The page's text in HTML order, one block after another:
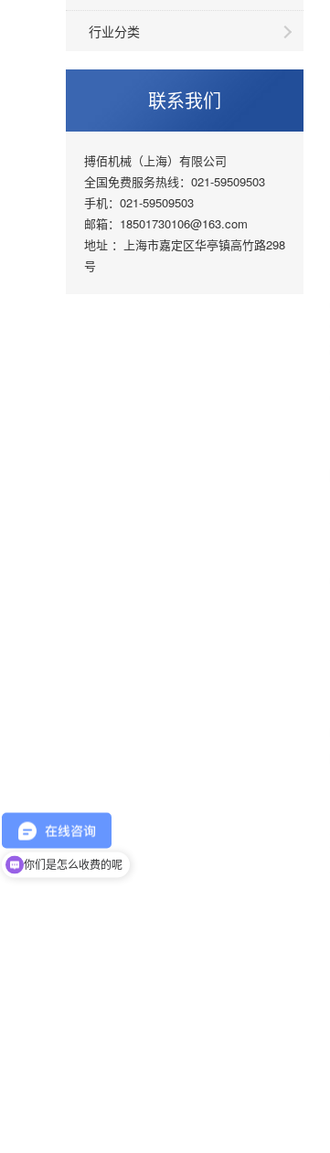
行业分类
联系我们
搏佰机械（上海）有限公司
全国免费服务热线：021-59509503
手机：021-59509503
邮箱：18501730106@163.com
地址 ：上海市嘉定区华亭镇高竹路298
号
现在有优惠活动吗